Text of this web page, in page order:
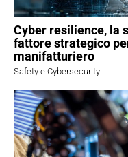
Cyber resilience, la
fattore strategico
manifatturiero
Safety e Cybersecurity